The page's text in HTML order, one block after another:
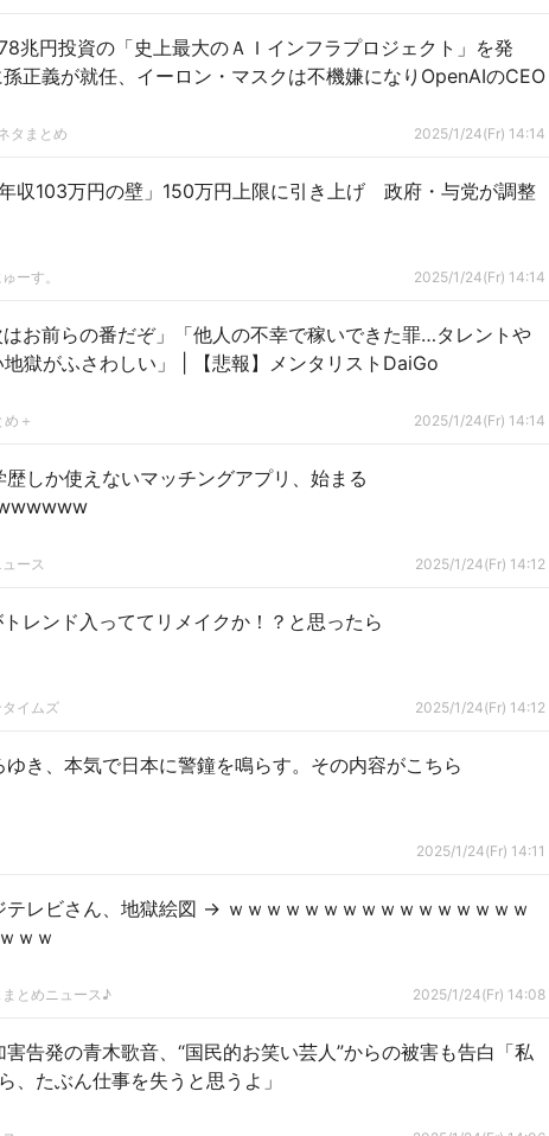
兆円投資の「史上最大のＡＩインフラプロジェクト」を発
正義が就任、イーロン・マスクは不機嫌になりOpenAIのCEO
タまとめ 2025/1/24(Fr) 14:14
収103万円の壁」150万円上限に引き上げ 政府・与党が調整
ーす。 2025/1/24(Fr) 14:14
お前らの番だぞ」「他人の不幸で稼いできた罪…タレントや
テレビ局よりはるかに重い地獄がふさわしい」 | 【悲報】メンタリストDaiGo
＋ 2025/1/24(Fr) 14:14
歴しか使えないマッチングアプリ、始まる
ース 2025/1/24(Fr) 14:12
レンド入っててリメイクか！？と思ったら
イムズ 2025/1/24(Fr) 14:12
ゆき、本気で日本に警鐘を鳴らす。その内容がこちら
2025/1/24(Fr) 14:11
テレビさん、地獄絵図 → ｗｗｗｗｗｗｗｗｗｗｗｗｗｗｗｗ
ｗｗ
とめニュース♪ 2025/1/24(Fr) 14:08
害告発の青木歌音、“国民的お笑い芸人”からの被害も告白「私
、たぶん仕事を失うと思うよ」